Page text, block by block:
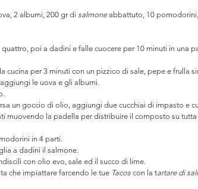
2 albumi, 200 gr di salmone abbattuto, 10
quattro, poi a dadini e falle cuocere per 10 minuti in una
cucina per 3 minuti con un pizzico di sale, pepe e frulla
le uova e gli albumi.
un goccio di olio, aggiungi due cucchiai di impasto e
muovendo la padella per distribuire il composto su
in 4 parti.
a dadini il salmone.
con olio evo, sale ed il succo di lime.
che impiattare farcendo le tue Tacos con la tartare di